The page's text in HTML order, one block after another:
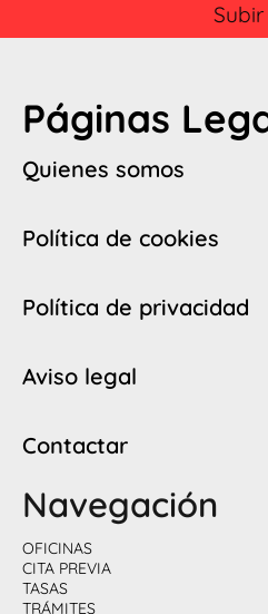
Subir
Páginas
Quienes somos
Política de cookies
Política de privacidad
Aviso legal
Contactar
Navegación
OFICINAS
CITA PREVIA
TASAS
TRÁMITES